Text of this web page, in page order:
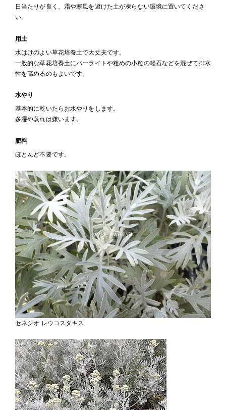
日当たりが良く、霜や寒風を避けた土が凍らない環境に置いてくださ
い。
用土
水はけのよい草花培養土で大丈夫です。
一般的な草花培養土にパーライトや粗めの小粒の軽石などを混ぜて排水
性を高めるのもよいです。
水やり
基本的に乾いたらお水やりをします。
多湿や蒸れは嫌います。
肥料
ほとんど不要です。
セネシオ レウコスタキス